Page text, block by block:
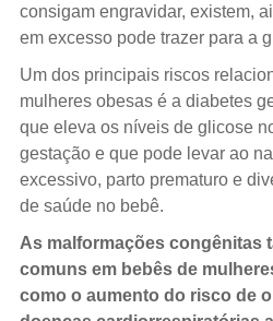
consigam engravidar, existem,
em excesso pode trazer para a
Um dos principais riscos
mulheres obesas é a diabetes
que eleva os níveis de glicose
gestação e que pode levar ao
excessivo, parto prematuro e
de saúde no bebê.
As malformações congênitas
comuns em bebês de
como o aumento do risco de